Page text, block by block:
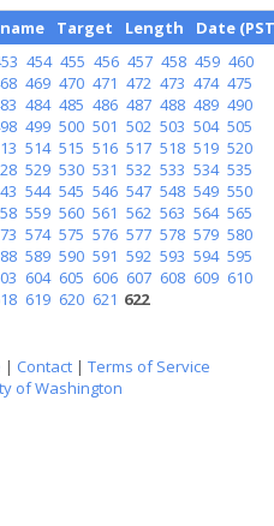
Target Length
Date
454 455 456 457 458 459 460
469 470 471 472 473 474 475
484 485 486 487 488 489 490
499 500 501 502 503 504 505
514 515 516 517 518 519 520
529 530 531 532 533 534 535
544 545 546 547 548 549 550
559 560 561 562 563 564 565
574 575 576 577 578 579 580
589 590 591 592 593 594 595
604 605 606 607 608 609 610
619 620 621 622
| Contact | Terms of Service
of Washington